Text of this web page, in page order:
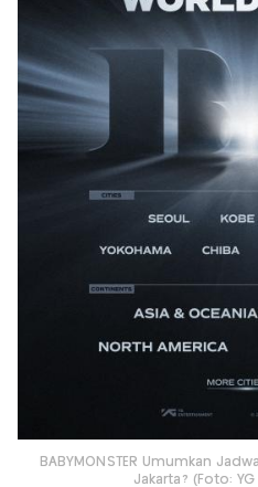
BABYMONSTER Umumkan
Jakarta? (Foto: